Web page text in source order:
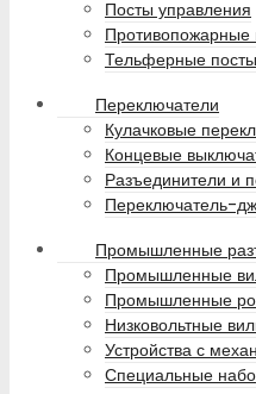
Посты управления
Противопожарные
Тельферные посты
Переключатели
Кулачковые
Концевые
Разъединители и
Переключатель-
Промышленные
Промышленные
Промышленные
Низковольтные
Устройства с
Специальные